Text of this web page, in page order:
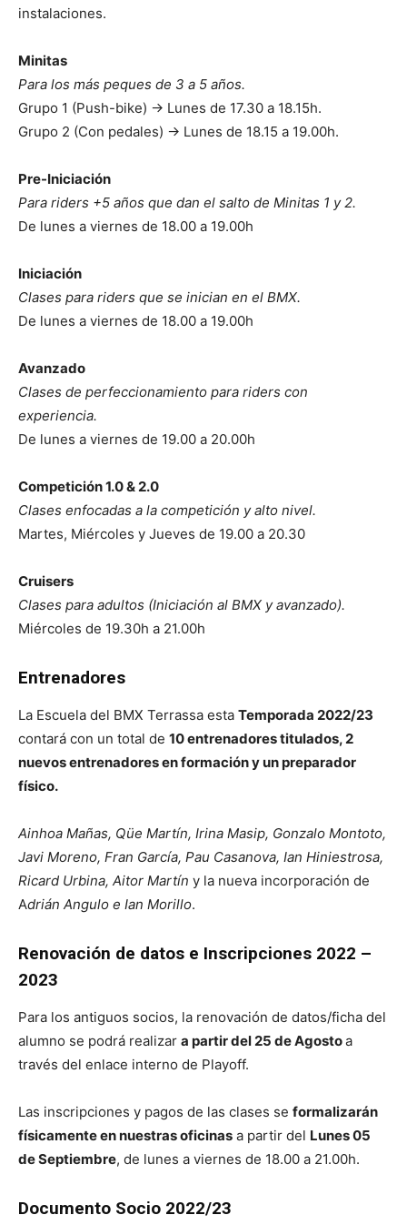
instalaciones.
Minitas
Para los más peques de 3 a 5 años.
Grupo 1 (Push-bike) -> Lunes de 17.30 a 18.15h.
Grupo 2 (Con pedales) -> Lunes de 18.15 a 19.00h.
Pre-Iniciación
Para riders +5 años que dan el salto de Minitas 1 y 2.
De lunes a viernes de 18.00 a 19.00h
Iniciación
Clases para riders que se inician en el BMX.
De lunes a viernes de 18.00 a 19.00h
Avanzado
Clases de perfeccionamiento para riders con
experiencia.
De lunes a viernes de 19.00 a 20.00h
Competición 1.0 & 2.0
Clases enfocadas a la competición y alto nivel.
Martes, Miércoles y Jueves de 19.00 a 20.30
Cruisers
Clases para adultos (Iniciación al BMX y avanzado).
Miércoles de 19.30h a 21.00h
Entrenadores
La Escuela del BMX Terrassa esta Temporada 2022/23
contará con un total de 10 entrenadores titulados, 2
nuevos entrenadores en formación y un preparador
físico.
Ainhoa Mañas, Qüe Martín, Irina Masip, Gonzalo Montoto,
Javi Moreno, Fran García, Pau Casanova, Ian Hiniestrosa,
Ricard Urbina, Aitor Martín y la nueva incorporación de
Adrián Angulo e Ian Morillo.
Renovación de datos e Inscripciones 2022 –
2023
Para los antiguos socios, la renovación de datos/ficha del
alumno se podrá realizar a partir del 25 de Agostoa
través del enlace interno de Playoff.
Las inscripciones y pagos de las clases se formalizarán
físicamente en nuestras oficinas a partir del Lunes 05
de Septiembre, de lunes a viernes de 18.00 a 21.00h.
Documento Socio 2022/23